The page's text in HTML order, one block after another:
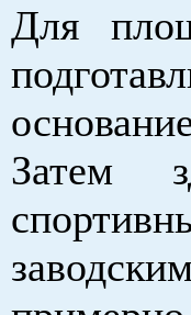
Для
Затем